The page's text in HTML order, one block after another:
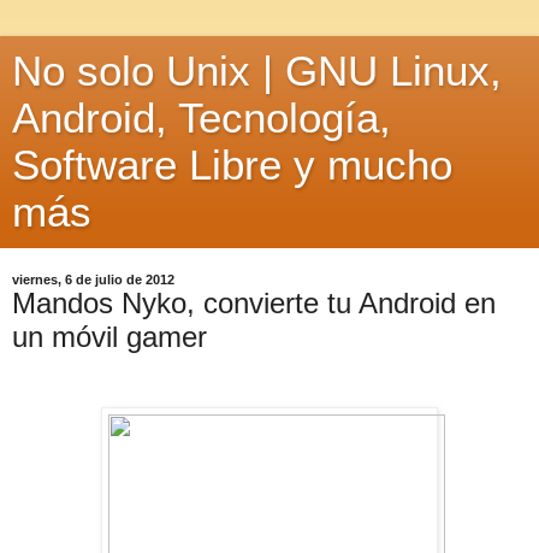
No solo Unix | GNU Linux,
Android, Tecnología,
Software Libre y mucho
más
viernes, 6 de julio de 2012
Mandos Nyko, convierte tu Android en
un móvil gamer